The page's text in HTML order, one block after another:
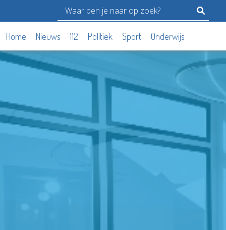
Home Nieuws 112 Politiek Sport Onderwijs